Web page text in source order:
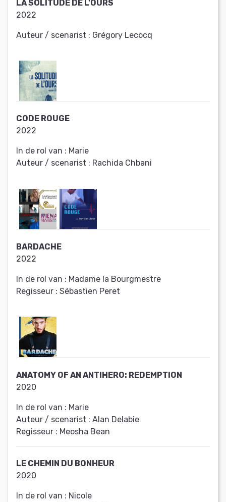
LA SOLITUDE DE L'OURS
2022
Auteur / scenarist : Grégory Lecocq
CODE ROUGE
2022
In de rol van : Marie
Auteur / scenarist : Rachida Chbani
BARDACHE
2022
In de rol van : Madame la Bourgmestre
Regisseur : Sébastien Peret
ANATOMY OF AN ANTIHERO: REDEMPTION
2020
In de rol van : Marie
Auteur / scenarist : Alan Delabie
Regisseur : Meosha Bean
LE CHEMIN DU BONHEUR
2020
In de rol van : Nicole